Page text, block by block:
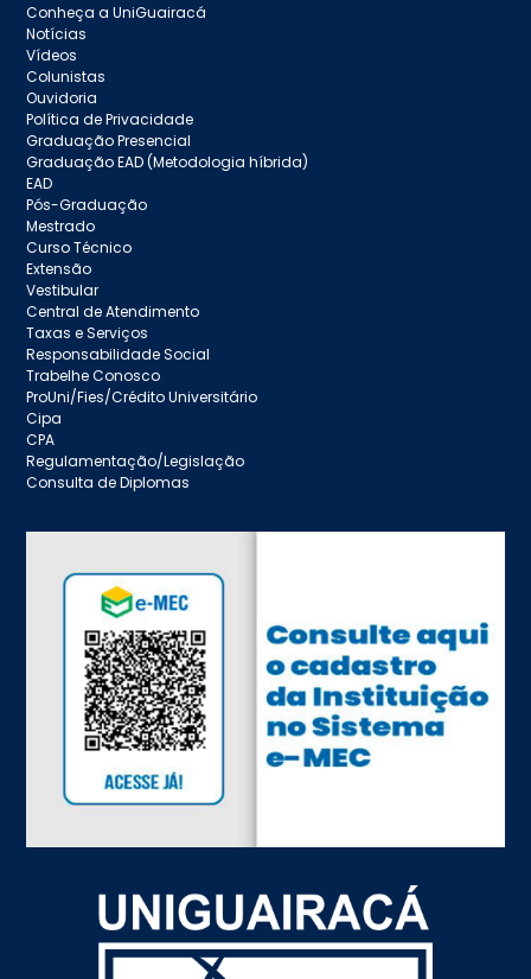
Conheça a UniGuairacá
Notícias
Vídeos
Colunistas
Ouvidoria
Política de Privacidade
Graduação Presencial
Graduação EAD (Metodologia híbrida)
EAD
Pós-Graduação
Mestrado
Curso Técnico
Extensão
Vestibular
Central de Atendimento
Taxas e Serviços
Responsabilidade Social
Trabelhe Conosco
ProUni/Fies/Crédito Universitário
Cipa
CPA
Regulamentação/Legislação
Consulta de Diplomas